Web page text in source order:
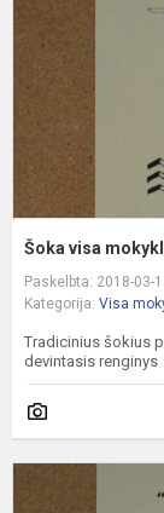
Šoka visa
Paskelbta: 2018-03-
Kategorija: Visa
Tradicinius šokius
devintasis renginys